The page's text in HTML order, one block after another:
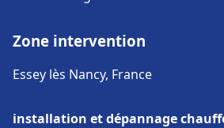
Zone intervention
Essey lès Nancy, France
installation et dépannage